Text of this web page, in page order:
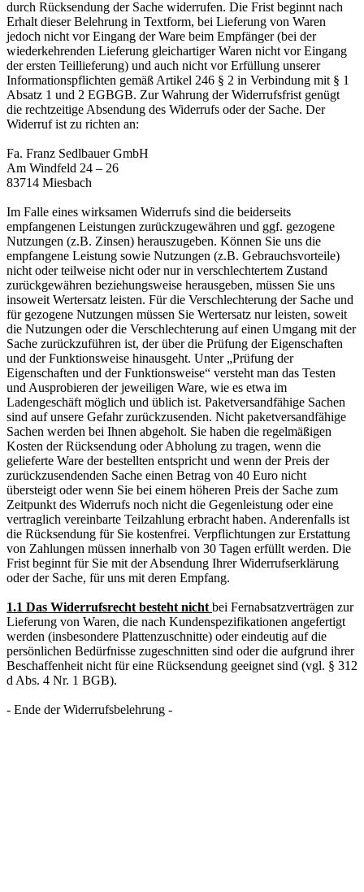
durch Rücksendung der Sache widerrufen. Die Frist beginnt nach
Erhalt dieser Belehrung in Textform, bei Lieferung von Waren
jedoch nicht vor Eingang der Ware beim Empfänger (bei der
wiederkehrenden Lieferung gleichartiger Waren nicht vor Eingang
der ersten Teillieferung) und auch nicht vor Erfüllung unserer
Informationspflichten gemäß Artikel 246 § 2 in Verbindung mit § 1
Absatz 1 und 2 EGBGB. Zur Wahrung der Widerrufsfrist genügt
die rechtzeitige Absendung des Widerrufs oder der Sache. Der
Widerruf ist zu richten an:
Fa. Franz Sedlbauer GmbH
Am Windfeld 24 – 26
83714 Miesbach
Im Falle eines wirksamen Widerrufs sind die beiderseits
empfangenen Leistungen zurückzugewähren und ggf. gezogene
Nutzungen (z.B. Zinsen) herauszugeben. Können Sie uns die
empfangene Leistung sowie Nutzungen (z.B. Gebrauchsvorteile)
nicht oder teilweise nicht oder nur in verschlechtertem Zustand
zurückgewähren beziehungsweise herausgeben, müssen Sie uns
insoweit Wertersatz leisten. Für die Verschlechterung der Sache und
für gezogene Nutzungen müssen Sie Wertersatz nur leisten, soweit
die Nutzungen oder die Verschlechterung auf einen Umgang mit der
Sache zurückzuführen ist, der über die Prüfung der Eigenschaften
und der Funktionsweise hinausgeht. Unter „Prüfung der
Eigenschaften und der Funktionsweise“ versteht man das Testen
und Ausprobieren der jeweiligen Ware, wie es etwa im
Ladengeschäft möglich und üblich ist. Paketversandfähige Sachen
sind auf unsere Gefahr zurückzusenden. Nicht paketversandfähige
Sachen werden bei Ihnen abgeholt. Sie haben die regelmäßigen
Kosten der Rücksendung oder Abholung zu tragen, wenn die
gelieferte Ware der bestellten entspricht und wenn der Preis der
zurückzusendenden Sache einen Betrag von 40 Euro nicht
übersteigt oder wenn Sie bei einem höheren Preis der Sache zum
Zeitpunkt des Widerrufs noch nicht die Gegenleistung oder eine
vertraglich vereinbarte Teilzahlung erbracht haben. Anderenfalls ist
die Rücksendung für Sie kostenfrei. Verpflichtungen zur Erstattung
von Zahlungen müssen innerhalb von 30 Tagen erfüllt werden. Die
Frist beginnt für Sie mit der Absendung Ihrer Widerrufserklärung
oder der Sache, für uns mit deren Empfang.
1.1 Das Widerrufsrecht besteht nicht bei Fernabsatzverträgen zur
Lieferung von Waren, die nach Kundenspezifikationen angefertigt
werden (insbesondere Plattenzuschnitte) oder eindeutig auf die
persönlichen Bedürfnisse zugeschnitten sind oder die aufgrund ihrer
Beschaffenheit nicht für eine Rücksendung geeignet sind (vgl. § 312
d Abs. 4 Nr. 1 BGB).
- Ende der Widerrufsbelehrung -